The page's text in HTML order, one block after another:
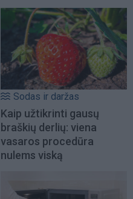
Sodas ir daržas
Kaip užtikrinti gausų
braškių derlių: viena
vasaros procedūra
nulems viską